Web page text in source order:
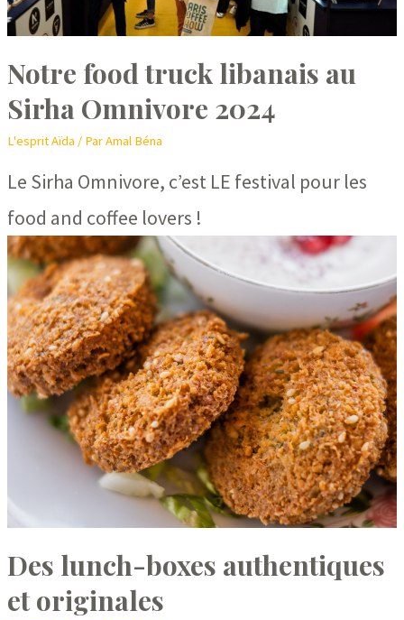
Notre food truck libanais au
Sirha Omnivore 2024
L'esprit Aïda / ParAmal Béna
Le Sirha Omnivore, c’est LE festival pour les
food and coffee lovers !
Des lunch-boxes authentiques
et originales